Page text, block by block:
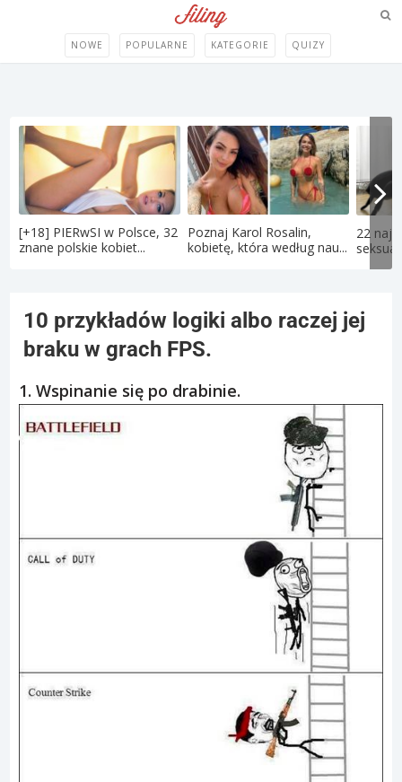
NOWE POPULARNE KATEGORIE QUIZY
[+18] PIERwSI w Polsce, 32
znane polskie kobiet...
Poznaj Karol Rosalin,
kobietę, która według nau...
22
10 przykładów logiki albo raczej jej
braku w grach FPS.
1. Wspinanie się po drabinie.